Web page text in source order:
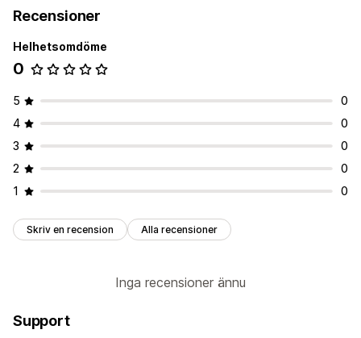
Recensioner
Helhetsomdöme
0
5
0
4
0
3
0
2
0
1
0
Skriv en recension Alla recensioner
Inga recensioner ännu
Support